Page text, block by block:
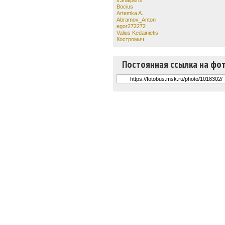
Bocius
Artemka A.
Abramov_Anton
egor272272
Valius Kedainietis
Костромич
Постоянная ссылка на